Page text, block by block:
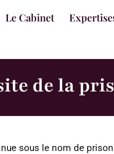
Le Cabinet
de la
sous le nom de prison